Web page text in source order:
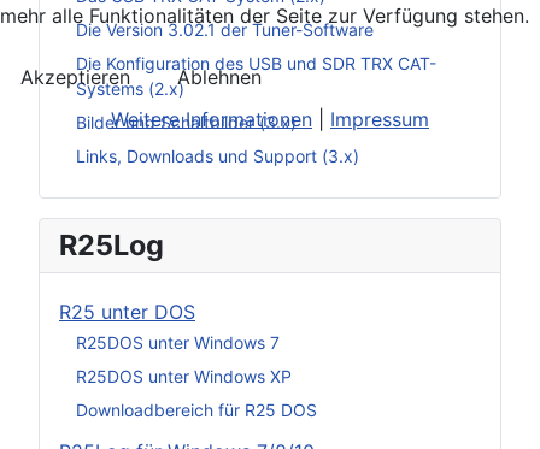
Die Version 3.02.1 der Tuner-Software
Die Konfiguration des USB und SDR TRX CAT-
Systems (2.x)
Bilder und Schaltbilder (3.x)
Links, Downloads und Support (3.x)
R25Log
R25 unter DOS
R25DOS unter Windows 7
R25DOS unter Windows XP
Downloadbereich für R25 DOS
mehr alle Funktionalitäten der Seite zur Verfügung stehen.
Akzeptieren
Ablehnen
Weitere Informationen
Impressum